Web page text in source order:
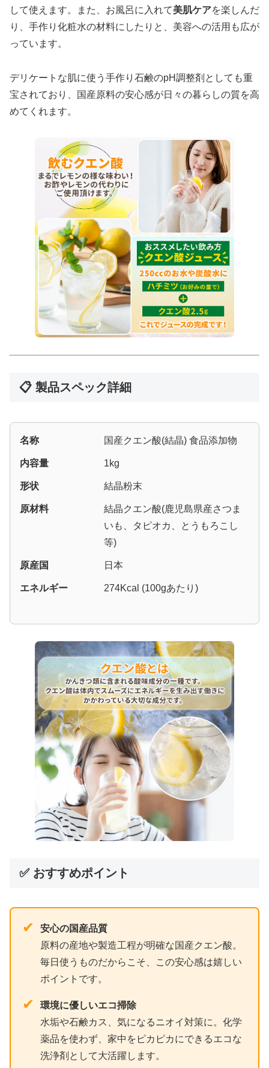
して使えます。また、お風呂に入れて美肌ケアを楽しんだ
り、手作り化粧水の材料にしたりと、美容への活用も広が
っています。
デリケートな肌に使う手作り石鹸のpH調整剤としても重
宝されており、国産原料の安心感が日々の暮らしの質を高
めてくれます。
📋 製品スペック詳細
名称 国産クエン酸(結晶) 食品添加物
内容量 1kg
形状 結晶粉末
原材料
結晶クエン酸(鹿児島県産さつま
いも、タピオカ、とうもろこし
等)
原産国 日本
エネルギー 274Kcal (100gあたり)
✅ おすすめポイント
✔
安心の国産品質
原料の産地や製造工程が明確な国産クエン酸。
毎日使うものだからこそ、この安心感は嬉しい
ポイントです。
✔
環境に優しいエコ掃除
水垢や石鹸カス、気になるニオイ対策に。化学
薬品を使わず、家中をピカピカにできるエコな
洗浄剤として大活躍します。